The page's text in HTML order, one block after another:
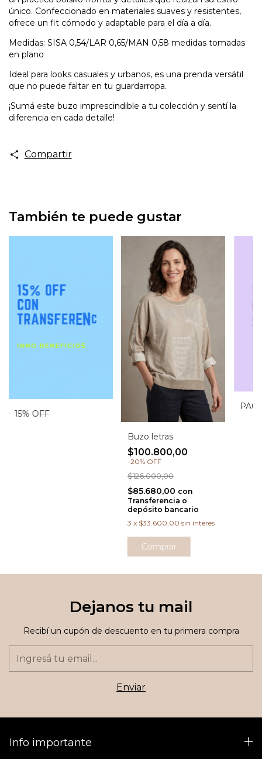
único. Confeccionado en materiales suaves y resistentes,
ofrece un fit cómodo y adaptable para el día a día.
Medidas: SISA 0,54/LAR 0,65/MAN 0,58 medidas tomadas
en plano
Ideal para looks casuales y urbanos, es una prenda versátil
que no puede faltar en tu guardarropa.
¡Sumá este buzo imprescindible a tu colección y sentí la
diferencia en cada detalle!
Compartir
También te puede gustar
15% OFF
Buzo letras
$100.800,00
-20% OFF
$126.000,00
$85.680,00 con
Transferencia o
depósito bancario
3 x $33.600,00 sin interés
Comprar
Dejanos tu mail
Recibí un cupón de descuento en tu primera compra
Info importante